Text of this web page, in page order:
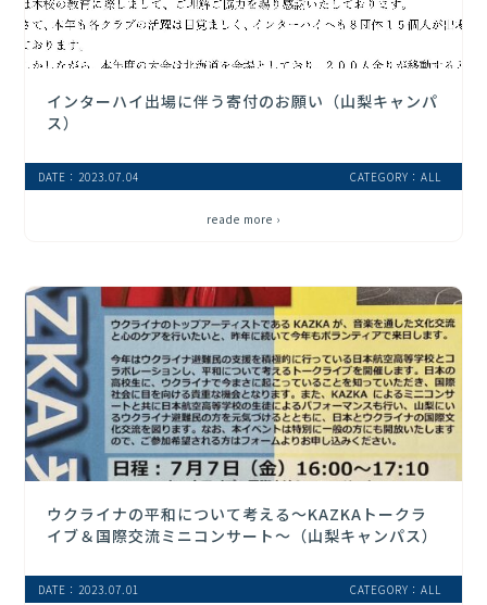
インターハイ出場に伴う寄付のお願い（山梨キャンパ
ス）
DATE：2023.07.04 CATEGORY：ALL
reade more ›
ウクライナの平和について考える～KAZKAトークラ
イブ＆国際交流ミニコンサート～（山梨キャンパス）
DATE：2023.07.01 CATEGORY：ALL